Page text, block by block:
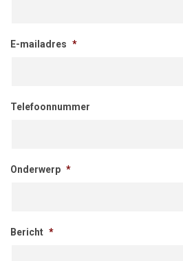
E-mailadres *
Telefoonnummer
Onderwerp *
Bericht *